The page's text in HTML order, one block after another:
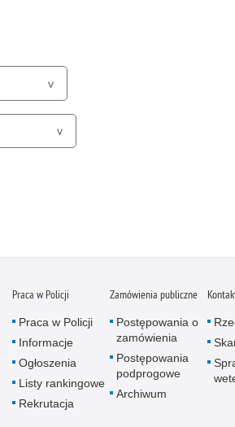
Praca w Policji
Praca w Policji
Informacje
Ogłoszenia
Listy rankingowe
Rekrutacja
Zamówienia publiczne
Postępowania o
zamówienia
Postępowania
podprogowe
Archiwum